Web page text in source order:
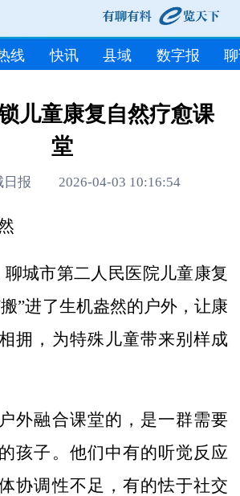
线 快讯 县域 数字报
儿童康复自然疗愈课
堂
日报 2026-04-03 10:16:54
城市第二人民医院儿童康复
”进了生机盎然的户外，让康
拥，为特殊儿童带来别样成
融合课堂的，是一群需要
孩子。他们中有的听觉反应
协调性不足，有的怯于社交